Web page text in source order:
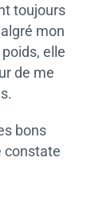
toujours
mon
elle
de me
bons
constate